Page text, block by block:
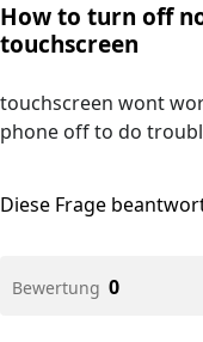
How to turn off
touchscreen
touchscreen wont
phone off to do
Diese Frage
Bewertung 0